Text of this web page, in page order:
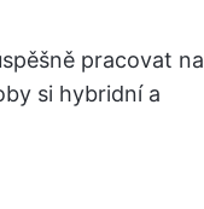
pracovat na
si hybridní a